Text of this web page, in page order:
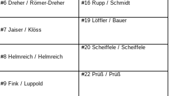
#6 Dreher / Römer-Dreher
#16 Rupp / Schmidt
#7 Jaiser / Klöss
#19 Löffler / Bauer
#8 Helmreich / Helmreich
#20 Scheiffele / Scheiffele
#9 Fink / Luppold
#22 Prüß / Prüß